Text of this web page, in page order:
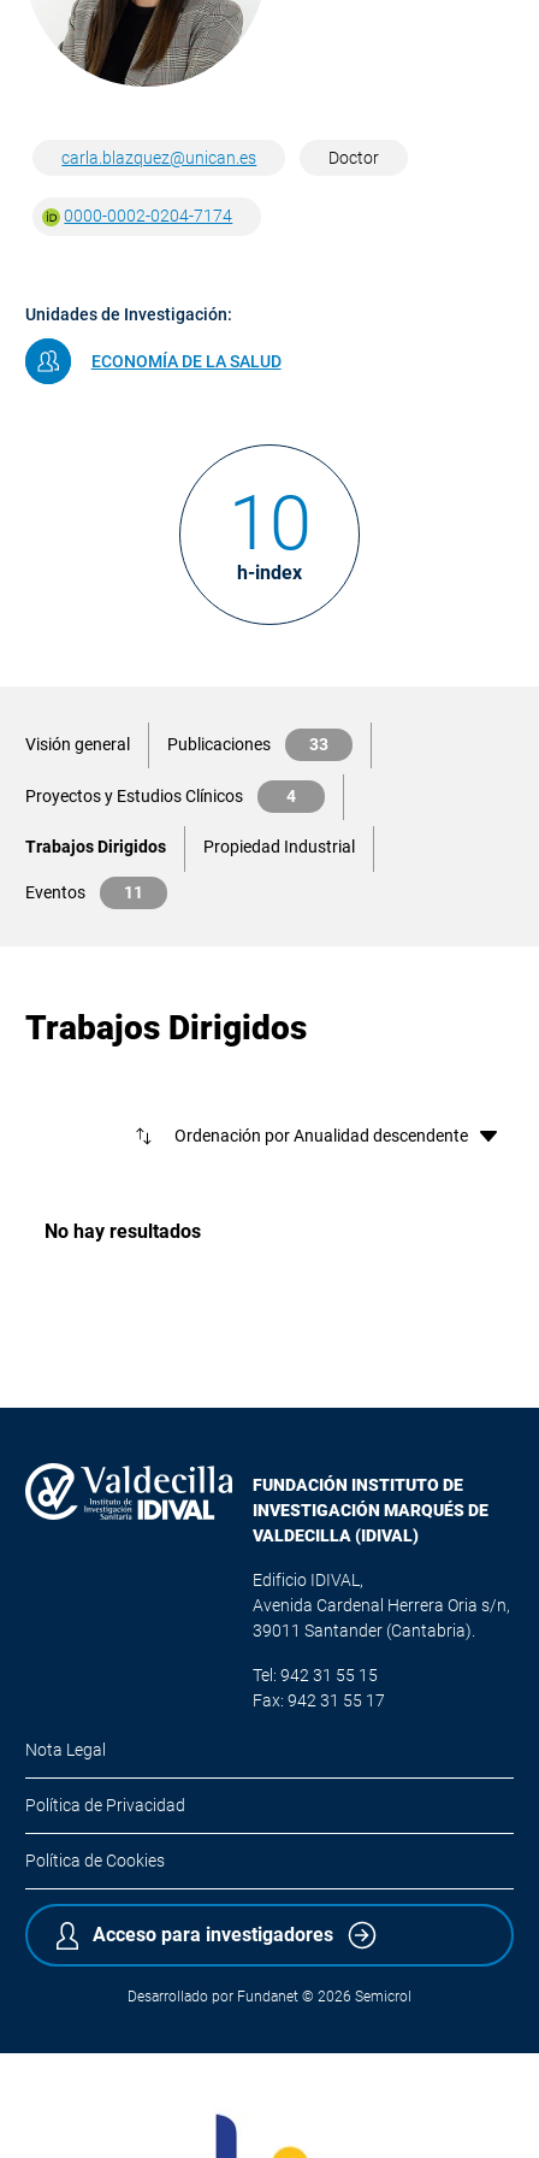
carla.blazquez@unican.es Doctor
0000-0002-0204-7174
Unidades de Investigación:
ECONOMÍA DE LA SALUD
h-index
10
Visión general Publicaciones 33
Proyectos y Estudios Clínicos 4
Trabajos Dirigidos Propiedad Industrial
Eventos 11
Trabajos Dirigidos
No hay resultados
FUNDACIÓN INSTITUTO DE
INVESTIGACIÓN MARQUÉS DE
VALDECILLA (IDIVAL)
Edificio IDIVAL,
Avenida Cardenal Herrera Oria s/n,
39011 Santander (Cantabria).
Tel: 942 31 55 15
Fax: 942 31 55 17
Nota Legal
Política de Privacidad
Política de Cookies
Acceso para investigadores
Desarrollado por Fundanet © 2026 Semicrol